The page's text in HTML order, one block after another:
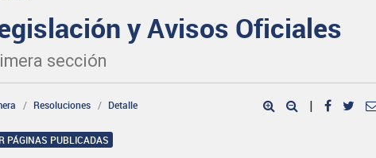
y Avisos Oficiales
sección
Resoluciones Detalle |
PÁGINAS PUBLICADAS